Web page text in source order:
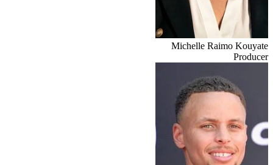
Michelle Raimo Kouyate
Producer